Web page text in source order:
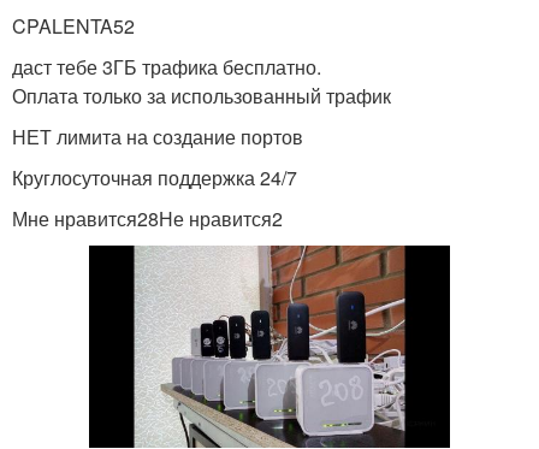
CPALENTA52
даст тебе 3ГБ трафика бесплатно.
Оплата только за использованный трафик
НЕТ лимита на создание портов
Круглосуточная поддержка 24/7
Мне нравится28Не нравится2